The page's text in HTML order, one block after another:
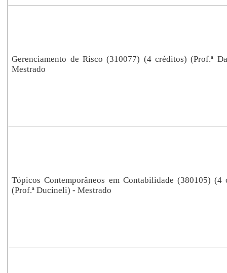
Gerenciamento de Risco (310077) (4 créditos) (Prof.ª
Mestrado
Tópicos Contemporâneos em Contabilidade (380105) (4
(Prof.ª Ducineli) - Mestrado